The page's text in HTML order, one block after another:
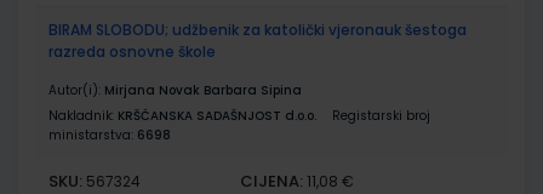
BIRAM SLOBODU; udžbenik za katolički vjeronauk šestoga
razreda osnovne škole
Autor(i): Mirjana Novak Barbara Sipina
Nakladnik: KRŠĆANSKA SADAŠNJOST d.o.o.
Registarski broj
ministarstva: 6698
SKU: 567324 CIJENA: 11,08 €